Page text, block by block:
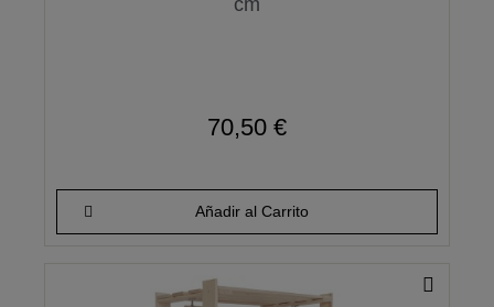
70,50 €
Añadir al Carrito